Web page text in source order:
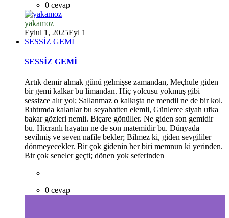
0 cevap
yakamoz
Eylul 1, 2025Eyl 1
SESSİZ GEMİ
SESSİZ GEMİ
Artık demir almak günü gelmişse zamandan, Meçhule giden
bir gemi kalkar bu limandan. Hiç yolcusu yokmuş gibi
sessizce alır yol; Sallanmaz o kalkışta ne mendil ne de bir kol.
Rıhtımda kalanlar bu seyahatten elemli, Günlerce siyah ufka
bakar gözleri nemli. Biçare gönüller. Ne giden son gemidir
bu. Hicranlı hayatın ne de son matemidir bu. Dünyada
sevilmiş ve seven nafile bekler; Bilmez ki, giden sevgililer
dönmeyecekler. Bir çok gidenin her biri memnun ki yerinden.
Bir çok seneler geçti; dönen yok seferinden
0 cevap
*